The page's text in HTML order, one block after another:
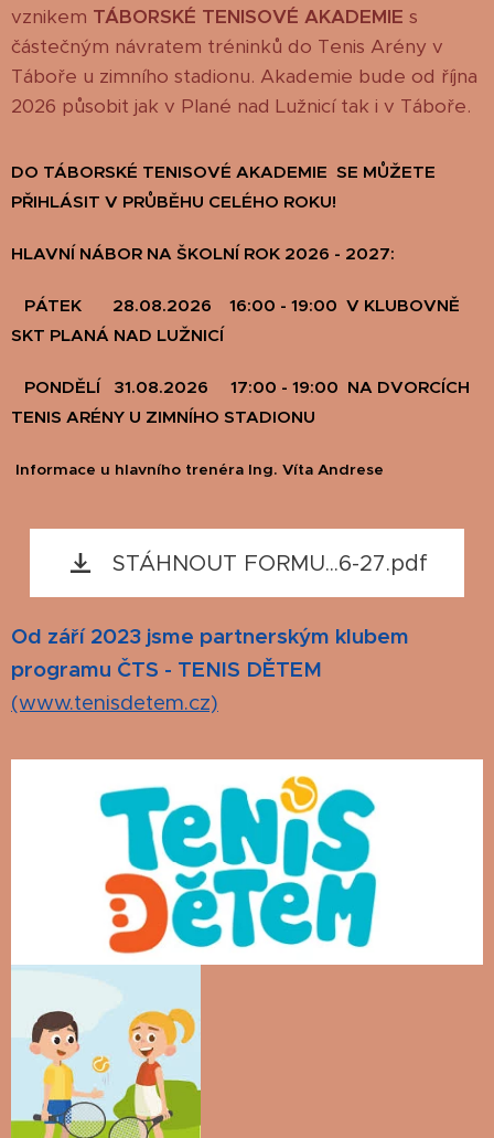
vznikem TÁBORSKÉ TENISOVÉ AKADEMIE s
částečným návratem tréninků do Tenis Arény v
Táboře u zimního stadionu. Akademie bude od října
2026 působit jak v Plané nad Lužnicí tak i v Táboře.
DO TÁBORSKÉ TENISOVÉ AKADEMIE SE MŮŽETE
PŘIHLÁSIT V PRŮBĚHU CELÉHO ROKU!
HLAVNÍ NÁBOR NA ŠKOLNÍ ROK 2026 - 2027:
PÁTEK 28.08.2026 16:00 - 19:00 V KLUBOVNĚ
SKT PLANÁ NAD LUŽNICÍ
PONDĚLÍ 31.08.2026 17:00 - 19:00 NA DVORCÍCH
TENIS ARÉNY U ZIMNÍHO STADIONU
Informace u hlavního trenéra Ing. Víta Andrese
STÁHNOUT FORMU...6-27.pdf
Od září 2023 jsme partnerským klubem
programu ČTS - TENIS DĚTEM
(www.tenisdetem.cz)